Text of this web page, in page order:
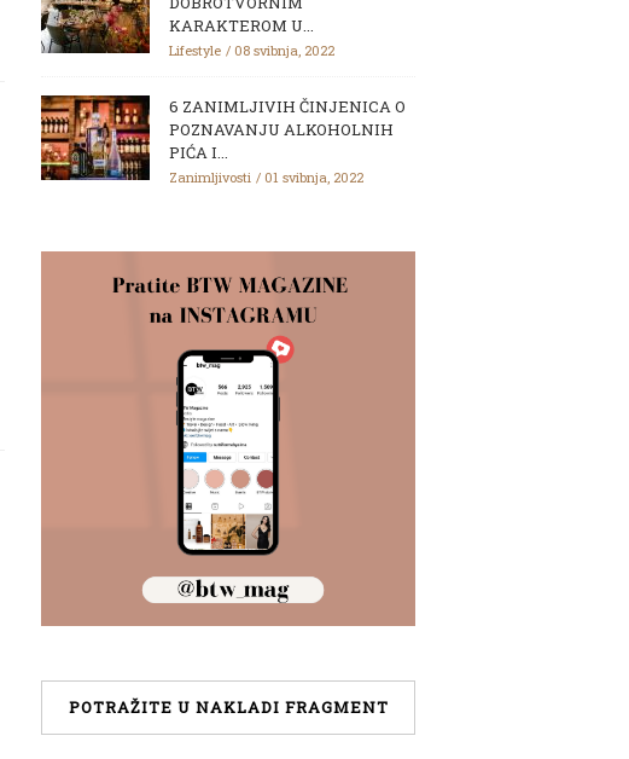
KARAKTEROM U...
Lifestyle 08 svibnja, 2022
6 ZANIMLJIVIH ČINJENICA O
POZNAVANJU ALKOHOLNIH
PIĆA I...
Zanimljivosti 01 svibnja, 2022
POTRAŽITE U NAKLADI FRAGMENT